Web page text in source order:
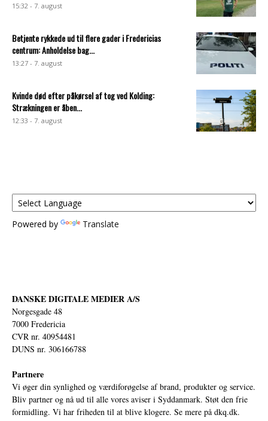
15:32 - 7. august
Betjente rykkede ud til flere gader i Fredericias
centrum: Anholdelse bag...
13:27 - 7. august
Kvinde død efter påkørsel af tog ved Kolding:
Strækningen er åben...
12:33 - 7. august
Powered by Translate
DANSKE DIGITALE MEDIER A/S
Norgesgade 48
7000 Fredericia
CVR nr. 40954481
DUNS nr. 306166788
Partnere
Vi øger din synlighed og værdiforøgelse af brand, produkter og service.
Bliv partner og nå ud til alle vores aviser i Syddanmark. Støt den frie
formidling. Vi har friheden til at blive klogere. Se mere på dkq.dk.